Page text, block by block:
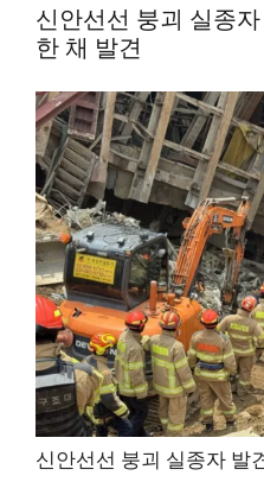
신안선선 붕괴 실종
한 채 발견
신안선선 붕괴 실종자 발